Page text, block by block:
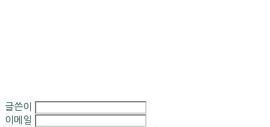
글쓴이
이메일